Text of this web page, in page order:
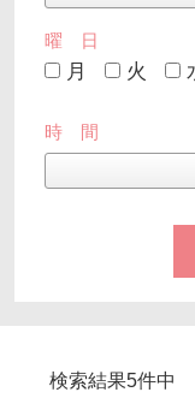
曜 日
月 火
時 間
検索結果5件中